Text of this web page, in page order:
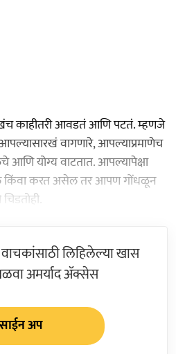
काहीतरी आवडतं आणि पटतं. म्हणजे
वागणारे, आपल्याप्रमाणेच
योग्य वाटतात. आपल्यापेक्षा
किंवा करत असेल तर आपण गोंधळून
लिहिलेल्या खास
अमर्याद ॲक्सेस
साईन अप